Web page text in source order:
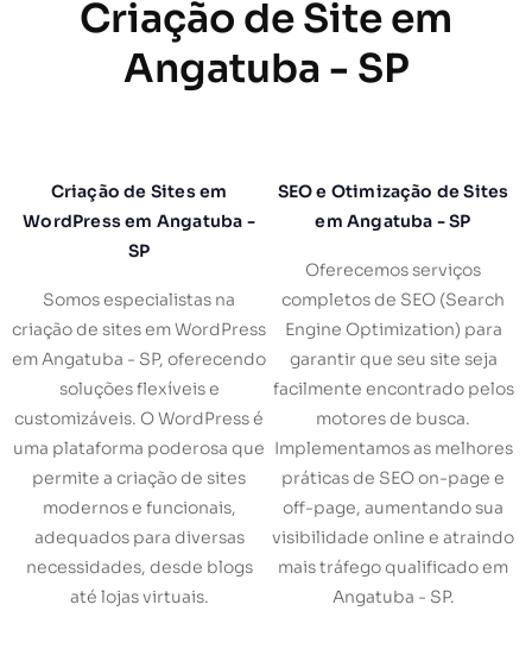
Criação de Site em
Angatuba - SP
Criação de Sites em
WordPress em Angatuba -
SP
Somos especialistas na
criação de sites em WordPress
em Angatuba - SP, oferecendo
soluções flexíveis e
customizáveis. O WordPress é
uma plataforma poderosa que
permite a criação de sites
modernos e funcionais,
adequados para diversas
necessidades, desde blogs
até lojas virtuais.
SEO e Otimização de Sites
em Angatuba - SP
Oferecemos serviços
completos de SEO (Search
Engine Optimization) para
garantir que seu site seja
facilmente encontrado pelos
motores de busca.
Implementamos as melhores
práticas de SEO on-page e
off-page, aumentando sua
visibilidade online e atraindo
mais tráfego qualificado em
Angatuba - SP.